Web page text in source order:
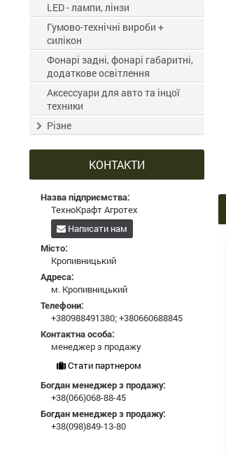
LED - лампи, лінзи
Гумово-технічні вироби +
силікон
Фонарі задні, фонарі габаритні,
додаткове освітлення
Аксессуари для авто та інцої
техники
Різне
КОНТАКТИ
Назва підприємства:
ТехноКрафт Агротех
Написати нам
Місто:
Кропивницький
Адреса:
м. Кропивницький
Телефони:
+380988491380;+380660688845
Контактна особа:
менеджер з продажу
Стати партнером
Богдан менеджер з продажу:
+38(066)068-88-45
Богдан менеджер з продажу:
+38(098)849-13-80